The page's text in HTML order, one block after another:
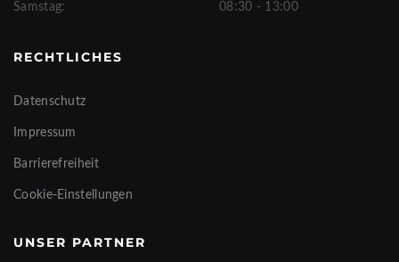
Samstag: 08:30 - 13:00
RECHTLICHES
Datenschutz
Impressum
Barrierefreiheit
Cookie-Einstellungen
UNSER PARTNER